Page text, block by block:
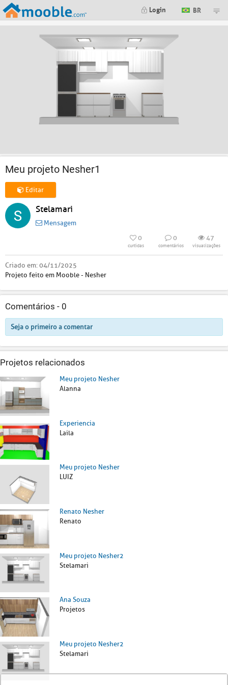
Login BR
Meu projeto Nesher1
Editar
Stelamari
Mensagem
0
curtidas
0
comentários
47
visualizações
Criado em:04/11/2025
Projeto feito em Mooble - Nesher
Comentários - 0
Seja o primeiro a comentar
Projetos relacionados
Meu projeto Nesher
Alanna
Experiencia
Laila
Meu projeto Nesher
LUIZ
Renato Nesher
Renato
Meu projeto Nesher2
Stelamari
Ana Souza
Projetos
Meu projeto Nesher2
Stelamari